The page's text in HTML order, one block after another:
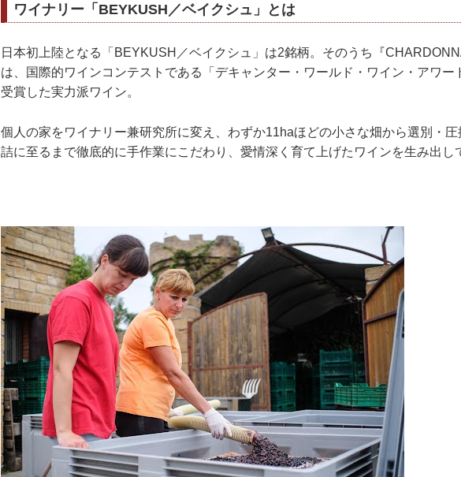
ワイナリー「BEYKUSH／ベイクシュ」とは
日本初上陸となる「BEYKUSH／ベイクシュ」は2銘柄。そのうち『
は、国際的ワインコンテストである「デキャンター・ワールド・ワイン・アワー
受賞した実力派ワイン。
個人の家をワイナリー兼研究所に変え、わずか11haほどの小さな畑から選別・
詰に至るまで徹底的に手作業にこだわり、愛情深く育て上げたワインを生み出し